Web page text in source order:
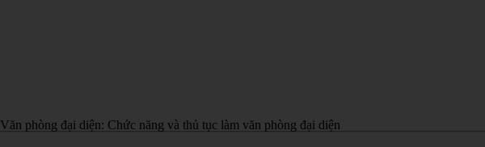
Văn phòng đại diện: Chức năng và thủ tục làm văn phòng đại diện